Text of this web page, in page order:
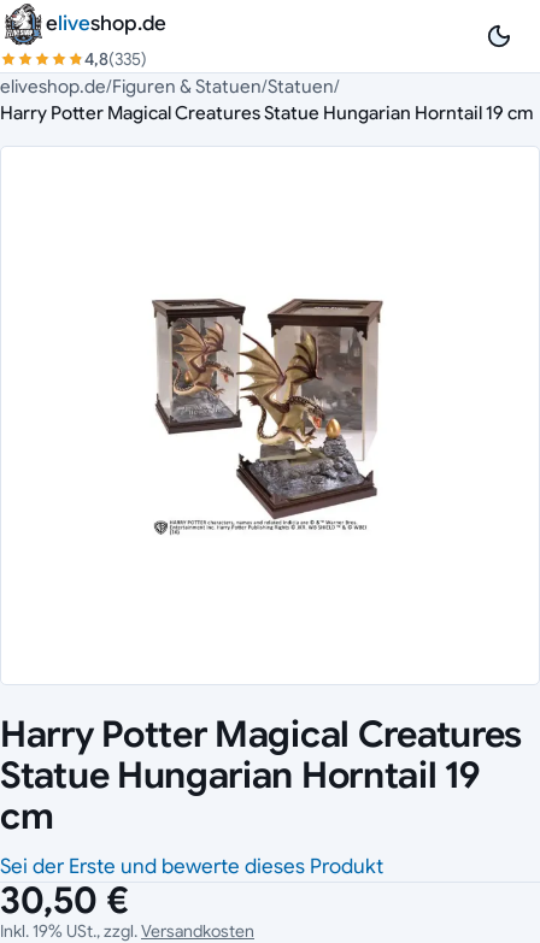
Zum Inhalt springen
eliveshop.de
4,8(335)
eliveshop.de/Figuren & Statuen/Statuen/
Harry Potter Magical Creatures Statue Hungarian Horntail 19 cm
Harry Potter Magical Creatures
Statue Hungarian Horntail 19
cm
Sei der Erste und bewerte dieses Produkt
30,50 €
Inkl. 19% USt., zzgl.Versandkosten